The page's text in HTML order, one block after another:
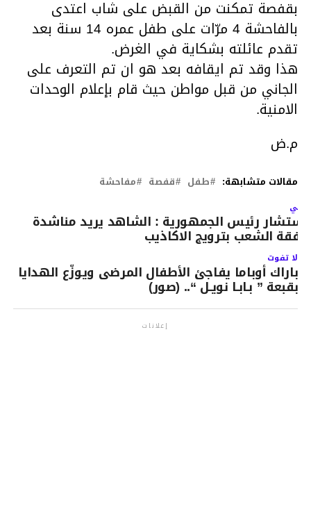
بقفصة تمكنت من القبض على شاب اعتدى
بالفاحشة 4 مرّات على طفل عمره 14 سنة بعد
تقدم عائلته بشكاية في الغرض.
هذا وقد تم ايقافه بعد هو ان تم التعرف على
الجاني من قبل مواطن حيث قام بإعلام الوحدات
الامنية.
م.ض
مقالات متشابهة: طفل قفصة مفاحشة
رئيس الجمهورية : الشاهد يريد مناشدة
الشعب بترويج الاكاذيب
لا تفوت
باراك أوباما يفاجئ الأطفال المرضى ويوزّع الهدايا
بقبعة ” بـابـا نويـل “.. (صور)
إعلانات